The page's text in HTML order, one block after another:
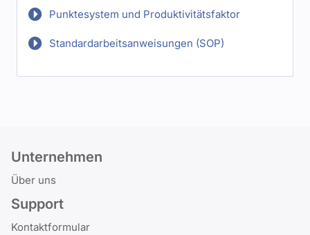
Punktesystem und Produktivitätsfaktor
Standardarbeitsanweisungen (SOP)
Unternehmen
Über uns
Support
Kontaktformular